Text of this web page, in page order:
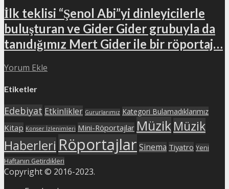
İlk teklisi “Şenol Abi”yi dinleyicilerle
buluşturan ve Gider Gider grubuyla da
tanıdığımız Mert Gider ile bir röportaj…
Yorum Ekle
Etiketler
Edebiyat Etkinlikler Gururlarımız Kategori Bulamadıklarımız
Kitap Konser İzlenimleri Mini-Röportajlar MüzikMüzik
Haberleri Röportajlar Sinema Tiyatro Yeni
Haftanın Getirdikleri
Copyright © 2016-2023.